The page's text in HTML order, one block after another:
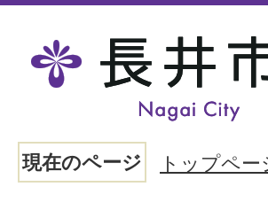
現在のページ トップペー